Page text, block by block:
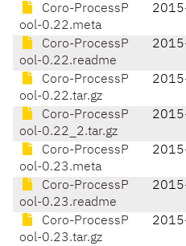
Coro-ProcessP
ool-0.22.meta
Coro-ProcessP
ool-0.22.readme
Coro-ProcessP
ool-0.22.tar.gz
Coro-ProcessP
ool-0.22_2.tar.gz
Coro-ProcessP
ool-0.23.meta
Coro-ProcessP
ool-0.23.readme
Coro-ProcessP
ool-0.23.tar.gz